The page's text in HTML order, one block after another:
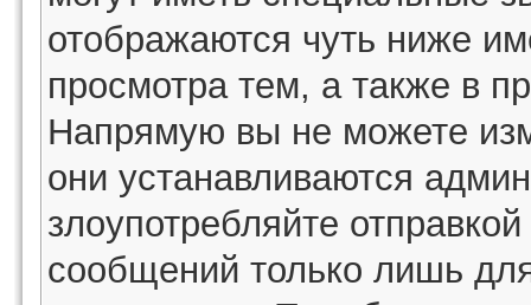
отображаются чуть ниже
просмотра тем, а также в
Напрямую вы не можете
они устанавливаются
злоупотребляйте
сообщений только лишь